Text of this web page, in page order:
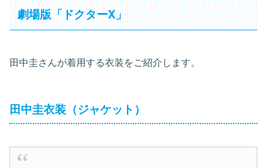
劇場版「ドクターX」
田中圭さんが着用する衣装をご紹介します。
田中圭衣装（ジャケット）